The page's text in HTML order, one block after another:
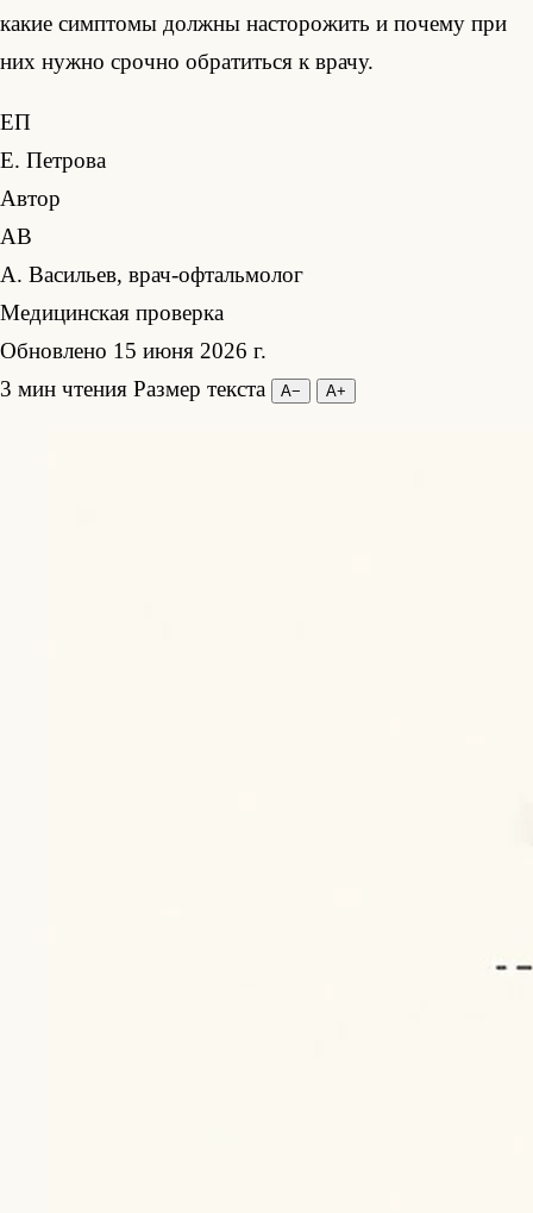
какие симптомы должны насторожить и почему при
них нужно срочно обратиться к врачу.
ЕП
Е. Петрова
Автор
АВ
А. Васильев, врач-офтальмолог
Медицинская проверка
Обновлено 15 июня 2026 г.
3 мин чтения Размер текста А− А+